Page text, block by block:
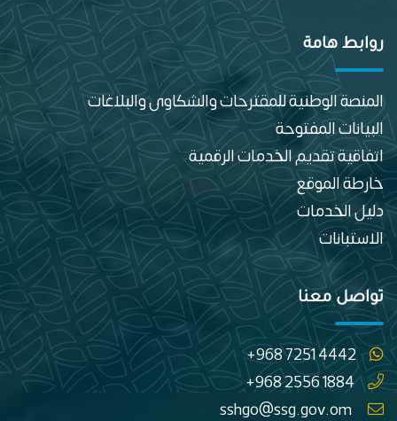
روابط هامة
المنصة الوطنية للمقترحات والشكاوى والبلاغات
البيانات المفتوحة
اتفاقية تقديم الخدمات الرقمية
خارطة الموقع
دليل الخدمات
الاستبانات
تواصل معنا
+968 7251 4442
+968 2556 1884